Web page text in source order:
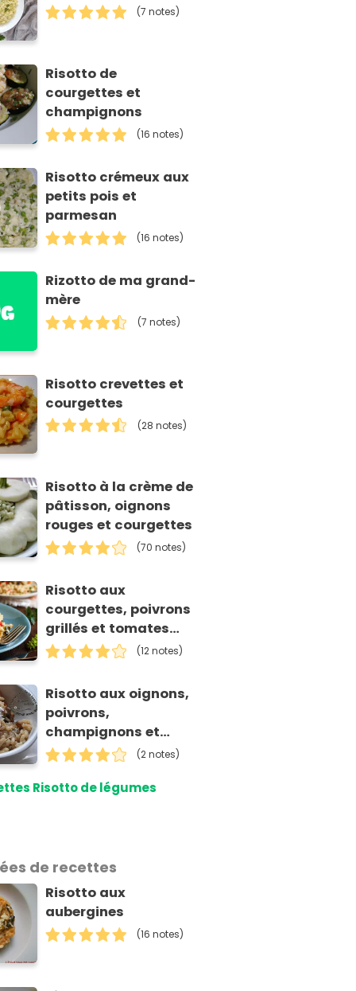
(7 notes)
Risotto de
courgettes et
champignons
(16 notes)
Risotto crémeux aux
petits pois et
parmesan
(16 notes)
Rizotto de ma grand-
mère
(7 notes)
Risotto crevettes et
courgettes
(28 notes)
Risotto à la crème de
pâtisson, oignons
rouges et courgettes
(70 notes)
Risotto aux
courgettes, poivrons
grillés et tomates
séchées
(12 notes)
Risotto aux oignons,
poivrons,
champignons et
roquette
(2 notes)
Risotto de légumes
de recettes
Risotto aux
aubergines
(16 notes)